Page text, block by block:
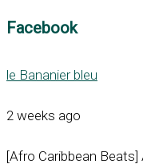
Facebook
le Bananier bleu
2 weeks ago
[Afro Caribbean